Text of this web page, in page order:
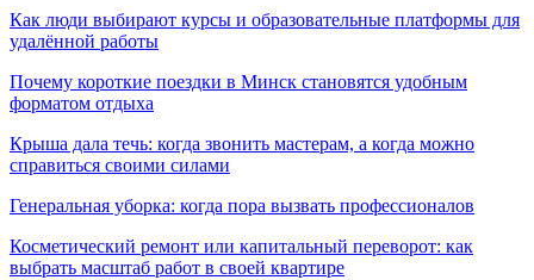
Как люди выбирают курсы и образовательные платформы для
удалённой работы
Почему короткие поездки в Минск становятся удобным
форматом отдыха
Крыша дала течь: когда звонить мастерам, а когда можно
справиться своими силами
Генеральная уборка: когда пора вызвать профессионалов
Косметический ремонт или капитальный переворот: как
выбрать масштаб работ в своей квартире